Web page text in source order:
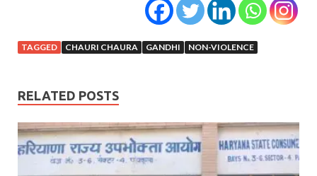
TAGGED CHAURI CHAURA GANDHI NON-VIOLENCE
RELATED POSTS